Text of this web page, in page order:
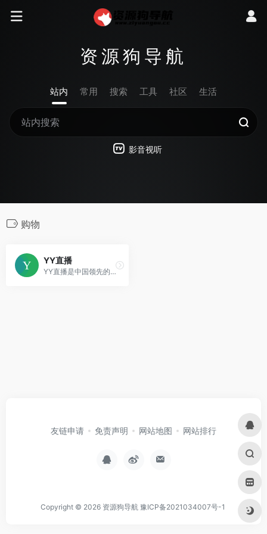
资源狗导航
站内 常用 搜索 工具 社区 生活
影音视听
购物
YY直播
YY直播是中国领先的互动直播平台之一。
友链申请 免责声明 网站地图 网站排行
Copyright © 2026 资源狗导航 豫ICP备2021034007号-1